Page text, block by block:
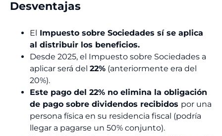
Desventajas
El Impuesto sobre Sociedades sí se aplica
al distribuir los beneficios.
Desde 2025, el Impuesto sobre Sociedades a
aplicar será del 22% (anteriormente era del
20%).
Este pago del 22% no elimina la obligación
de pago sobre dividendos recibidos por una
persona física en su residencia fiscal (podría
llegar a pagarse un 50% conjunto).